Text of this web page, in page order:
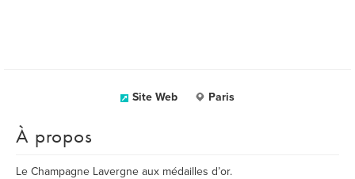
Site Web Paris
À propos
Le Champagne Lavergne aux médailles d’or.